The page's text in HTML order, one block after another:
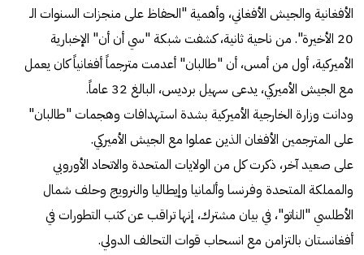
الأفغانية والجيش الأفغاني، وأهمية "الحفاظ على منجزات السنوات الـ
20 الأخيرة". من ناحية ثانية، كشفت شبكة "سي أن أن" الإخبارية
الأميركية، أول من أمس، أن "طالبان" أعدمت مترجماً أفغانياً كان يعمل
مع الجيش الأميركي، يدعى سهيل برديس، البالغ 32 عاماً.
ودانت وزارة الخارجية الأميركية بشدة استهدافات وهجمات "طالبان"
على المترجمين الأفغان الذين عملوا مع الجيش الأميركي.
على صعيد آخر، ذكرت كل من الولايات المتحدة والاتحاد الأوروبي
والمملكة المتحدة وفرنسا وألمانيا وإيطاليا والنرويج وحلف شمال
الأطلسي "الناتو"، في بيان مشترك، إنها تراقب عن كثب التطورات في
أفغانستان بالتزامن مع انسحاب قوات التحالف الدولي.